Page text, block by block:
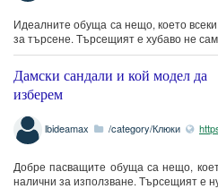
Идеалните обуща са нещо, което
за търсене. Търсещият е хубаво не
Дамски сандали и кой модел да
изберем
lbideamax /category/Клюки
Добре пасващите обуща са нещо,
налични за използване. Търсещият е